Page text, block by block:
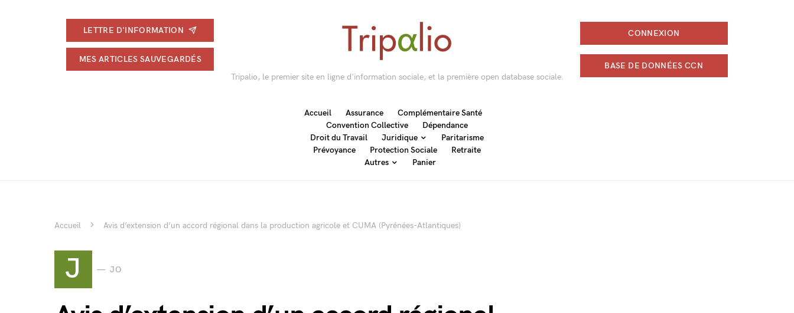
LETTRE D'INFORMATION
MES ARTICLES SAUVEGARDÉS
Tripalio, le premier site en ligne d'information sociale, et la première open database sociale.
CONNEXION
BASE DE DONNÉES CCN
Accueil Assurance
Complémentaire Santé
Convention Collective
Dépendance
Droit du Travail
Juridique
Paritarisme
Prévoyance
Protection Sociale
Retraite
Autres
Panier
Accueil Avis d’extension d’un accord régional dans la production agricole et CUMA (Pyrénées-Atlantiques)
J JO